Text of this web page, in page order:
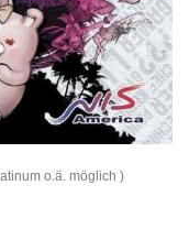
o.ä. möglich )